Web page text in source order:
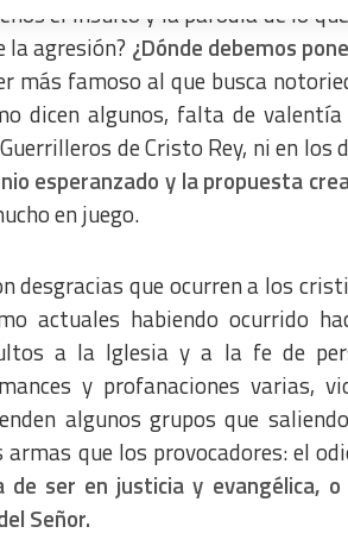
el insulto y la parodia de lo
la agresión? ¿Dónde debemos
más famoso al que busca
dicen algunos, falta de
de Cristo Rey, ni en los
esperanzado y la propuesta
en juego.
desgracias que ocurren a los
actuales habiendo ocurrido
a la Iglesia y a la fe de
y profanaciones varias,
algunos grupos que
que los provocadores: el
de ser en justicia y evangélica,
Señor.
from different sources